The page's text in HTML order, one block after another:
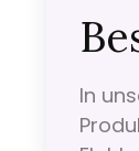
In